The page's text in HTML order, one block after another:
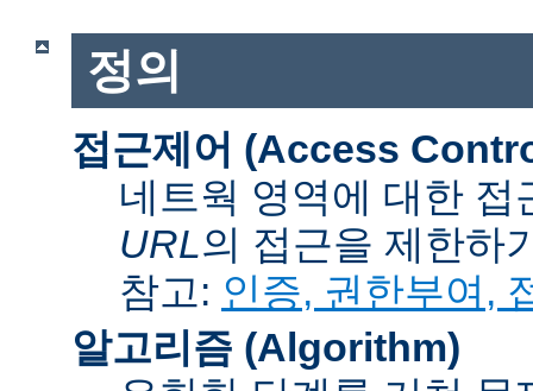
정의
접근제어 (Access
네트웍 영역에 대한
URL의 접근을 제한하
참고: 인증, 권한부여,
알고리즘 (Algorithm)